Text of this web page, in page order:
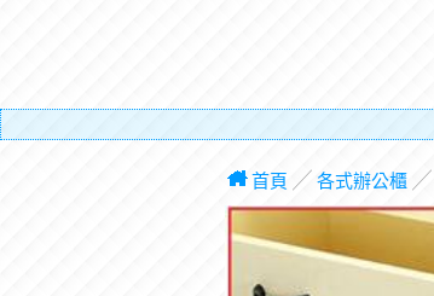
首頁 ╱ 各式辦公櫃╱